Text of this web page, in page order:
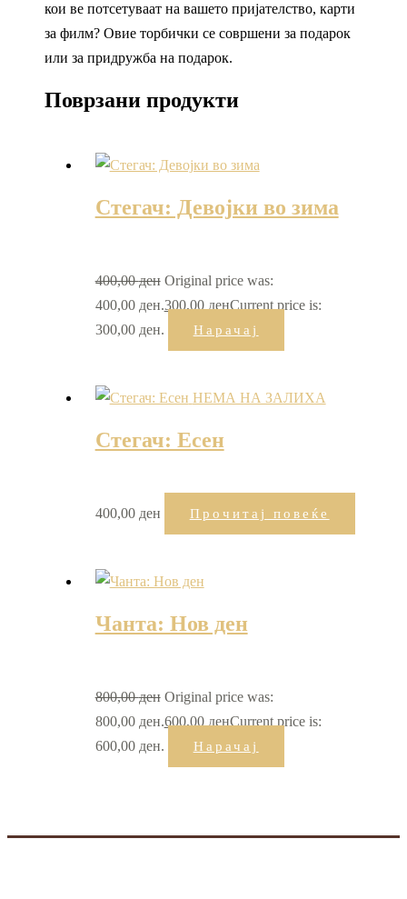
кои ве потсетуваат на вашето пријателство, карти
за филм? Овие торбички се совршени за подарок
или за придружба на подарок.
Поврзани продукти
Стегач: Девојки во зима
400,00ден Original price was:
400,00 ден.300,00 денCurrent price is:
300,00 ден.
Нарачај
НЕМА НА ЗАЛИХА
Стегач: Есен
400,00 ден Прочитај повеќе
Чанта: Нов ден
800,00ден Original price was:
800,00 ден.600,00 денCurrent price is:
600,00 ден.
Нарачај